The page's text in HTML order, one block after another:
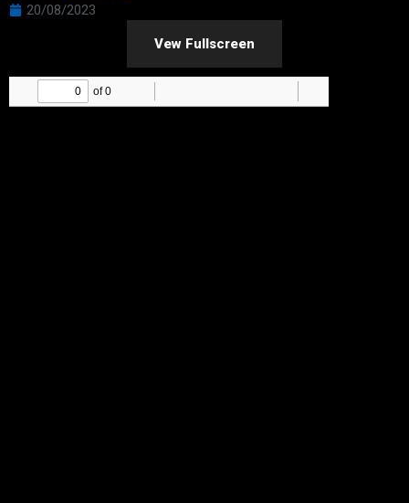
20/08/2023
Vew Fullscreen